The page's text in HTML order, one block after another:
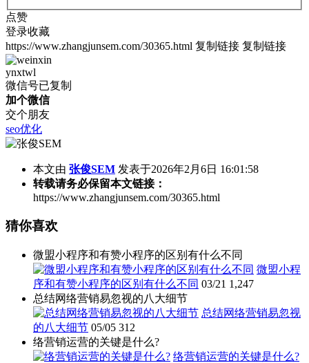
点赞
登录收藏
https://www.zhangjunsem.com/30365.html 复制链接 复制链接
ynxtwl
微信号已复制
加个微信
交个朋友
seo优化
本文由 张俊SEM 发表于2026年2月6日 16:01:58
转载请务必保留本文链接：
https://www.zhangjunsem.com/30365.html
猜你喜欢
微盟小程序和有赞小程序的区别有什么不同
微盟小程
序和有赞小程序的区别有什么不同 03/21 1,247
总结网络营销易忽视的八大细节
总结网络营销易忽视
的八大细节 05/05 312
络营销运营的关键是什么?
络营销运营的关键是什么?